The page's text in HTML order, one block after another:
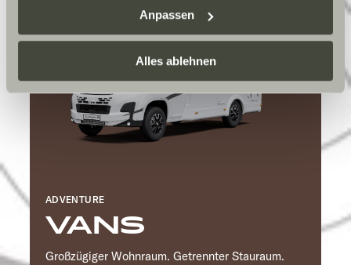
einzelne Cookies/Dienste in den Einstellungen aus,
erteilen Sie uns Ihre Einwilligung zur Verarbeitung Ihrer
Daten zu den genannten Zwecken. Die Einwilligung ist
freiwillig, für den Besuch der Website nicht erforderlich
und kann jederzeit über die Einstellungen widerrufen
werden. Klicken Sie auf Ablehnen, werden nur die
notwendigen Cookies auf der Webseite gesetzt, die für
Anpassen
Alles ablehnen
VANS
ADVENTURE
Großzügiger Wohnraum. Getrennter Stauraum.